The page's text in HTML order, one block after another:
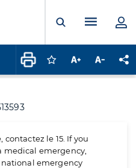
Ouvrir laMenu
Connectez-vous
Augmenter la
le 15. If you
medical emergency,
emergency